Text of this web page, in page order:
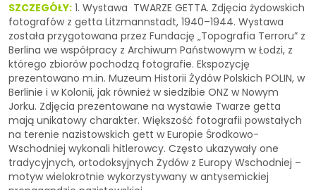
SZCZEGÓŁY: 1. Wystawa TWARZE GETTA. Zdjęcia żydowskich
fotografów z getta Litzmannstadt, 1940–1944. Wystawa
została przygotowana przez Fundację „Topografia Terroru” z
Berlina we współpracy z Archiwum Państwowym w Łodzi, z
którego zbiorów pochodzą fotografie. Ekspozycję
prezentowano m.in. Muzeum Historii Żydów Polskich POLIN, w
Berlinie i w Kolonii, jak również w siedzibie ONZ w Nowym
Jorku. Zdjęcia prezentowane na wystawie Twarze getta
mają unikatowy charakter. Większość fotografii powstałych
na terenie nazistowskich gett w Europie Środkowo-
Wschodniej wykonali hitlerowcy. Często ukazywały one
tradycyjnych, ortodoksyjnych Żydów z Europy Wschodniej –
motyw wielokrotnie wykorzystywany w antysemickiej